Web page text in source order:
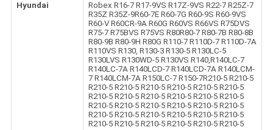
Hyundai
Robex R16-7 R17-9VS R17Z-9VS R22-7 R25Z-7
R35Z R35Z-9R60-7E R60-7G R60-9S R60-9VS
R60-V R60CR-9A R60G R60VS R66VS R75DVS
R75-7 R75BVS R75VS R80R80-7 R80-7B R80-8B
R80-9B R80-9H R80G R110-7 R110D-7 R110D-7A
R110VS R130, R130-3 R130-5 R130LC-5
R130LVS R130WD-5 R130VS R140,R140LC-7
R140LC-7A R140LCD-7 R140LCD-7A R140LCM-
7 R140LCM-7A R150LC-7 R150-7R210-5 R210-5
R210-5 R210-5 R210-5 R210-5 R210-5 R210-5
R210-5 R210-5 R210-5 R210-5 R210-5 R210-5
R210-5 R210-5 R210-5 R210-5 R210-5 R210-5
R210-5 R210-5 R210-5 R210-5 R210-5 R210-5
R210-5 R210-5 R210-5 R210-5 R210-5 R210-5